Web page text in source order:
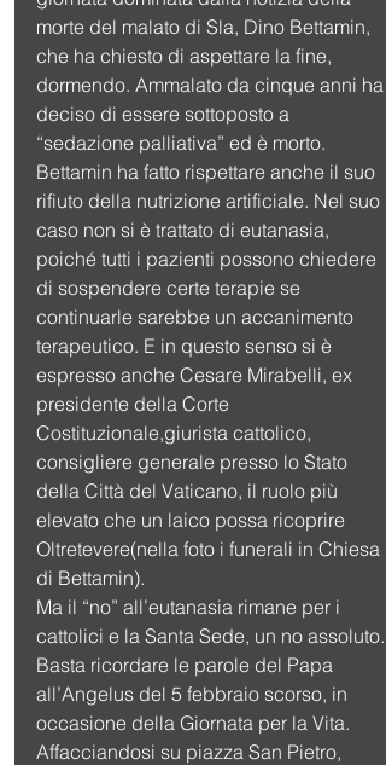
morte del malato di Sla, Dino Bettamin,
che ha chiesto di aspettare la fine,
dormendo. Ammalato da cinque anni ha
deciso di essere sottoposto a
“sedazione palliativa” ed è morto.
Bettamin ha fatto rispettare anche il suo
rifiuto della nutrizione artificiale. Nel suo
caso non si è trattato di eutanasia,
poiché tutti i pazienti possono chiedere
di sospendere certe terapie se
continuarle sarebbe un accanimento
terapeutico. E in questo senso si è
espresso anche Cesare Mirabelli, ex
presidente della Corte
Costituzionale,giurista cattolico,
consigliere generale presso lo Stato
della Città del Vaticano, il ruolo più
elevato che un laico possa ricoprire
Oltretevere(nella foto i funerali in Chiesa
di Bettamin).
Ma il “no” all’eutanasia rimane per i
cattolici e la Santa Sede, un no assoluto.
Basta ricordare le parole del Papa
all’Angelus del 5 febbraio scorso, in
occasione della Giornata per la Vita.
Affacciandosi su piazza San Pietro,